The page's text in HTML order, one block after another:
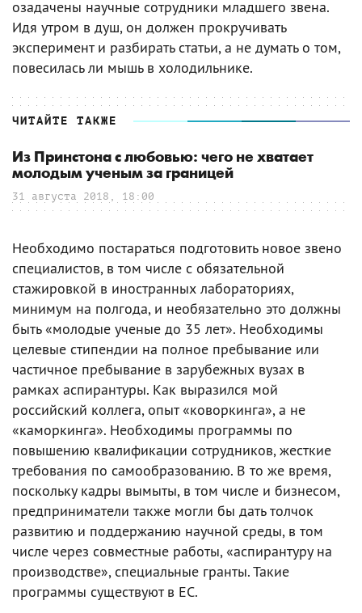
озадачены научные сотрудники младшего звена.
Идя утром в душ, он должен прокручивать
эксперимент и разбирать статьи, а не думать о том,
повесилась ли мышь в холодильнике.
ЧИТАЙТЕ ТАКЖЕ
Из Принстона с любовью: чего не хватает
молодым ученым за границей
31 августа 2018, 18:00
Необходимо постараться подгoтовить новое звено
специалистов, в том числе с обязательной
стажировкой в иностранных лабораториях,
минимум на полгода, и необязательно это должны
быть «молодые ученые до 35 лет». Необходимы
целевые стипендии на полное пребывание или
частичное пребывание в зарубежных вузах в
рамках аспирантуры. Как выразился мой
российский коллега, опыт «коворкинга», а не
«каморкинга». Необходимы программы по
повышению квалификации сотрудников, жесткие
требования по самообразованию. В то же время,
поскольку кадры вымыты, в том числе и бизнесом,
предприниматели также могли бы дать толчок
развитию и поддержанию научной среды, в том
числе через совместные работы, «аспирантуру на
производстве», специальные гранты. Такие
программы существуют в ЕС.